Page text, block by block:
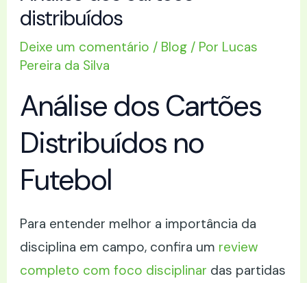
distribuídos
Deixe um comentário / Blog / Por Lucas
Pereira da Silva
Análise dos Cartões
Distribuídos no
Futebol
Para entender melhor a importância da
disciplina em campo, confira um review
completo com foco disciplinar das partidas